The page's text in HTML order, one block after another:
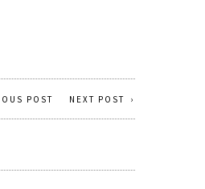
NEXT POST
POST